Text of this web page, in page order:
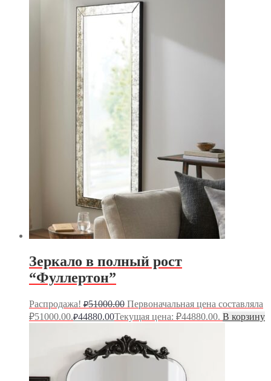
Зеркало в полный рост
“Фуллертон”
Распродажа! ₽51000.00 Первоначальная цена составляла
₽51000.00.₽44880.00Текущая цена: ₽44880.00. В корзину